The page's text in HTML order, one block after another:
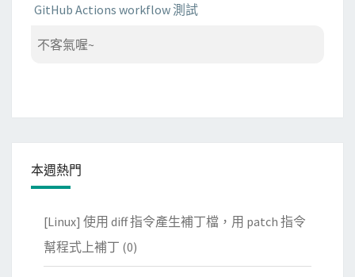
GitHub Actions workflow 測試
不客氣喔~
本週熱門
[Linux] 使用 diff 指令產生補丁檔，用 patch 指令
幫程式上補丁 (0)